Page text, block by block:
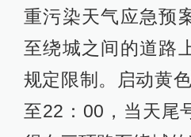
重污染天气应急预
至绕城之间的道路
规定限制。启动黄
至22：00，当天尾